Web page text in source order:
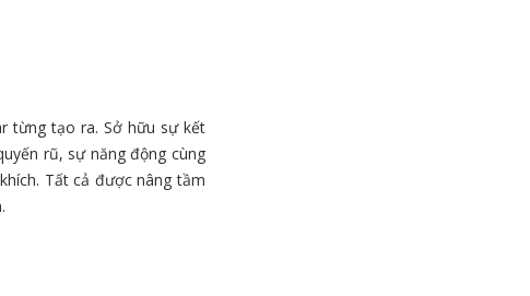
từng tạo ra. Sở hữu sự kết
rũ, sự năng động cùng
Tất cả được nâng tầm